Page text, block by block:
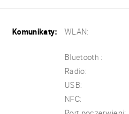
Komunikaty: WLAN:
Bluetooth :
Radio:
USB:
NFC: